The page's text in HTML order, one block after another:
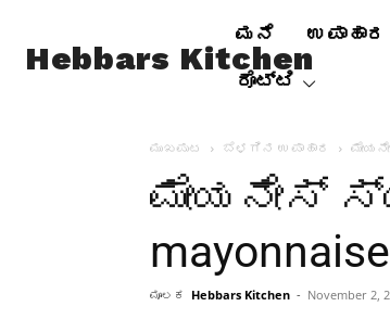
Hebbars Kitchen
ಮನೆ ಉಪಾಹಾರ
ರೊಟ್ಟಿ
ಮುಖಪುಟ ಬೆಳಗಿನ ಉಪಾಹಾರ
ಮೇಯನೇಸ್
ಮೂಲಕ Hebbars Kitchen - November 2,